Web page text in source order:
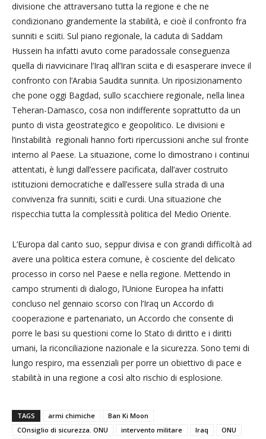
divisione che attraversano tutta la regione e che ne
condizionano grandemente la stabilità, e cioè il confronto fra
sunniti e sciiti. Sul piano regionale, la caduta di Saddam
Hussein ha infatti avuto come paradossale conseguenza
quella di riavvicinare l’Iraq all’Iran sciita e di esasperare invece il
confronto con l’Arabia Saudita sunnita. Un riposizionamento
che pone oggi Bagdad, sullo scacchiere regionale, nella linea
Teheran-Damasco, cosa non indifferente soprattutto da un
punto di vista geostrategico e geopolitico. Le divisioni e
l’instabilità regionali hanno forti ripercussioni anche sul fronte
interno al Paese. La situazione, come lo dimostrano i continui
attentati, è lungi dall’essere pacificata, dall’aver costruito
istituzioni democratiche e dall’essere sulla strada di una
convivenza fra sunniti, sciiti e curdi. Una situazione che
rispecchia tutta la complessità politica del Medio Oriente.
L’Europa dal canto suo, seppur divisa e con grandi difficoltà ad
avere una politica estera comune, è cosciente del delicato
processo in corso nel Paese e nella regione. Mettendo in
campo strumenti di dialogo, l’Unione Europea ha infatti
concluso nel gennaio scorso con l’Iraq un Accordo di
cooperazione e partenariato, un Accordo che consente di
porre le basi su questioni come lo Stato di diritto e i diritti
umani, la riconciliazione nazionale e la sicurezza. Sono temi di
lungo respiro, ma essenziali per porre un obiettivo di pace e
stabilità in una regione a così alto rischio di esplosione.
TAGS armi chimiche
Ban Ki Moon
COnsiglio di sicurezza. ONU
intervento militare Iraq
ONU